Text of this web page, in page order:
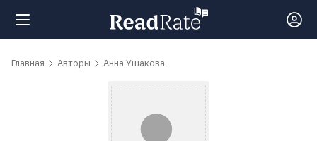
Поиск
Главная Авторы Анна Ушакова